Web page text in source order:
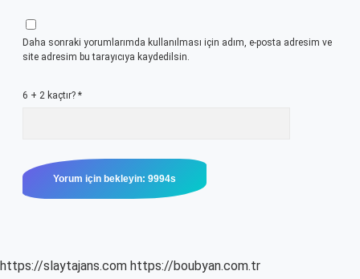
Daha sonraki yorumlarımda kullanılması için adım, e-posta adresim ve
site adresim bu tarayıcıya kaydedilsin.
6 + 2 kaçtır? *
https://slaytajans.com https://boubyan.com.tr